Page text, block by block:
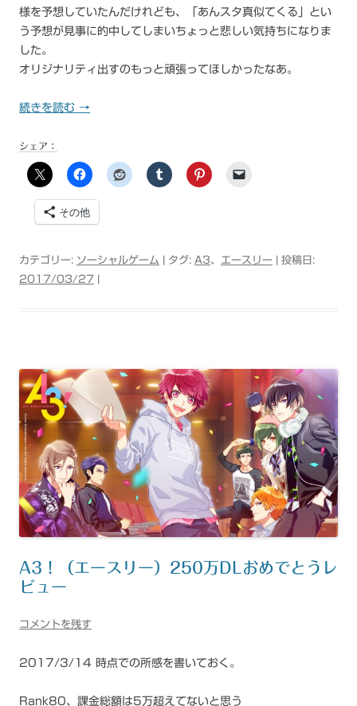
様を予想していたんだけれども、「あんスタ真似てくる」とい
う予想が見事に的中してしまいちょっと悲しい気持ちになりま
した。
オリジナリティ出すのもっと頑張ってほしかったなあ。
続きを読む →
シェア：
その他
カテゴリー: ソーシャルゲーム | タグ: A3、 エースリー | 投稿日:
2017/03/27
A3！（エースリー）250万DLおめでとうレ
ビュー
コメントを残す
2017/3/14 時点での所感を書いておく。
Rank80、課金総額は5万超えてないと思う